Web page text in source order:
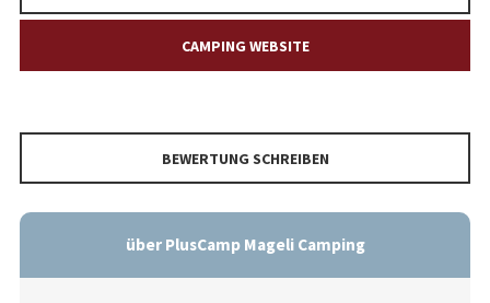
CAMPING WEBSITE
BEWERTUNG SCHREIBEN
über PlusCamp Mageli Camping